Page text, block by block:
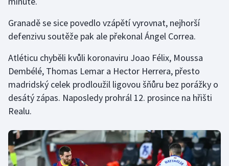
Krasobruslení
Lyže a snowboard
Moderní pětiboj
Olympijské hry
Granadě se sice povedlo vzápětí vyrovnat, nejhorší
defenzivu soutěže pak ale překonal Ángel Correa.
Atléticu chyběli kvůli koronaviru Joao Félix, Moussa
Dembélé, Thomas Lemar a Hector Herrera, přesto
madridský celek prodloužil ligovou šňůru bez porážky o
desátý zápas. Naposledy prohrál 12. prosince na hřišti
Realu.